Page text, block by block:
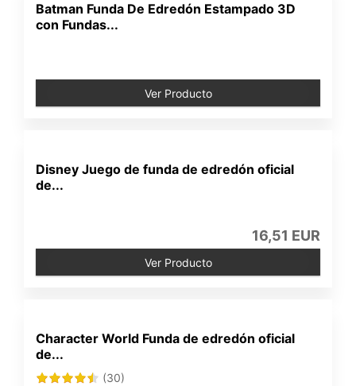
Batman Funda De Edredón Estampado 3D
con Fundas...
Ver Producto
Disney Juego de funda de edredón oficial
de...
16,51 EUR
Ver Producto
Character World Funda de edredón oficial
de...
(30)